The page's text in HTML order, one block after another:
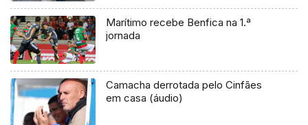
Marítimo recebe Benfica na 1.ª
jornada
Camacha derrotada pelo Cinfães
em casa (áudio)